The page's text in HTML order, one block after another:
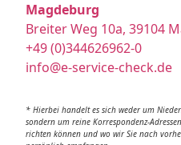
Magdeburg
Breiter Weg 10a, 39104
+49 (0)344626962-0
info@e-service-check.de
* Hierbei handelt es sich weder um
sondern um reine Korrespondenz-
richten können und wo wir Sie nach